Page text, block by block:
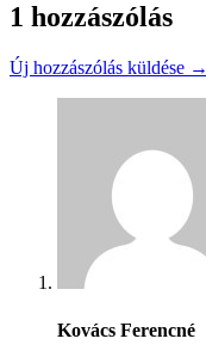
1 hozzászólás
Új hozzászólás küldése →
Kovács Ferencné